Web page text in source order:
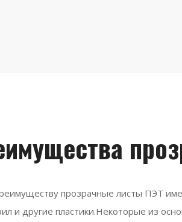
прозрачные листы ПЭТ
и другие пластики.Некоторые из